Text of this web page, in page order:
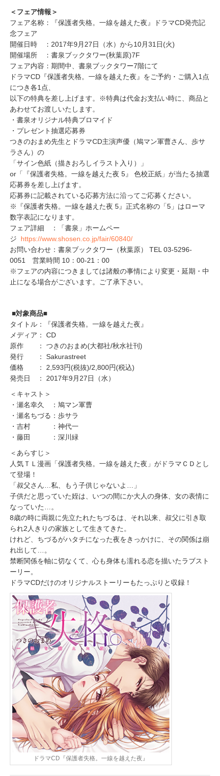
＜フェア情報＞
フェア名称：『保護者失格。一線を越えた夜』ドラマCD発売記
念フェア
開催日時 ：2017年9月27日（水）から10月31日(火)
開催場所 ：書泉ブックタワー(秋葉原)7F
フェア内容：期間中、書泉ブックタワー7階にて
ドラマCD『保護者失格。一線を越えた夜』をご予約・ご購入1点
につき各1点、
以下の特典を差し上げます。※特典は代金お支払い時に、商品と
あわせてお渡しいたします。
・書泉オリジナル特典ブロマイド
・プレゼント抽選応募券
つきのおまめ先生とドラマCD主演声優（鳩マン軍曹さん、歩サ
ラさん）の
「サイン色紙（描きおろしイラスト入り）」
or「『保護者失格。一線を越えた夜 5』 色校正紙」が当たる抽選
応募券を差し上げます。
応募券に記載されている応募方法に沿ってご応募ください。
※『保護者失格。一線を越えた夜 5』正式名称の「5」はローマ
数字表記になります。
フェア詳細 ：「書泉」ホームペー
ジ https://www.shosen.co.jp/fair/60840/
お問い合わせ：書泉ブックタワー（秋葉原） TEL 03-5296-
0051 営業時間 10：00-21：00
※フェアの内容につきましては諸般の事情により変更・延期・中
止になる場合がございます。ご了承下さい。
■対象商品■
タイトル：『保護者失格。一線を越えた夜』
メディア： CD
原作 ： つきのおまめ(大都社/秋水社刊)
発行 ： Sakurastreet
価格 ： 2,593円(税抜)/2,800円(税込)
発売日 ： 2017年9月27日（水）
＜キャスト＞
・瀬名幸久 ：鳩マン軍曹
・瀬名ちづる：歩サラ
・吉村 ：神代一
・藤田 ：深川緑
＜あらすじ＞
人気ＴＬ漫画「保護者失格。一線を越えた夜」がドラマＣＤとし
て登場！
「叔父さん…私、もう子供じゃないよ…」
子供だと思っていた姪は、いつの間にか大人の身体、女の表情に
なっていた…。
8歳の時に両親に先立たれたちづるは、それ以来、叔父に引き取
られ2人きりの家族として生きてきた。
けれど、ちづるがハタチになった夜をきっかけに、その関係は崩
れ出して…。
禁断関係を軸に切なくて、心も身体も濡れる恋を描いたラブスト
ーリー。
ドラマCDだけのオリジナルストーリーもたっぷりと収録！
ドラマCD『保護者失格。一線を越えた夜』